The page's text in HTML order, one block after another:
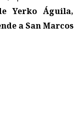
Yerko Águila,
a San Marcos